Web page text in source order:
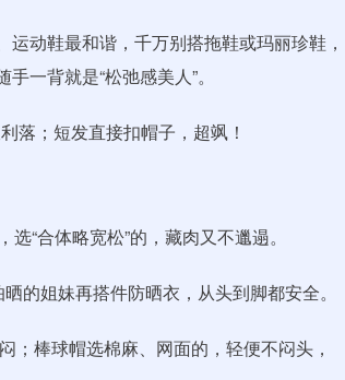
动鞋最和谐，千万别搭拖鞋或玛丽珍鞋，
一背就是“松弛感美人”。
落；短发直接扣帽子，超飒！
“合体略宽松”的，藏肉又不邋遢。
的姐妹再搭件防晒衣，从头到脚都安全。
棒球帽选棉麻、网面的，轻便不闷头，